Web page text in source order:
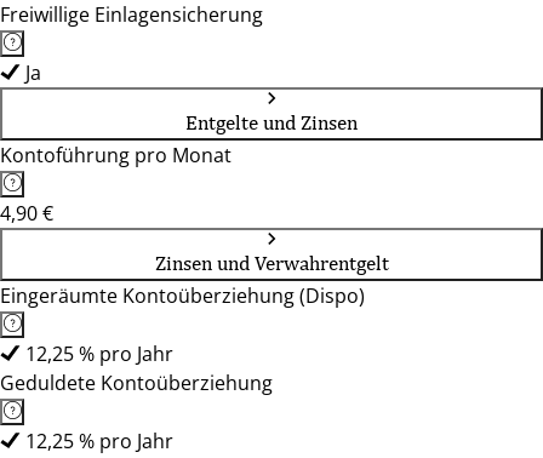
Freiwillige Einlagensicherung
Ja
Entgelte und Zinsen
Kontoführung pro Monat
4,90 €
Zinsen und Verwahrentgelt
Eingeräumte Kontoüberziehung (Dispo)
12,25 % pro Jahr
Geduldete Kontoüberziehung
12,25 % pro Jahr